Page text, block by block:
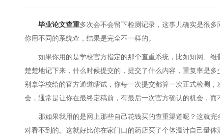
毕业论文查重多次会不会留下检测记录，这事儿确实是很
你用不同的系统查，结果是完全不一样的。
如果你用的是学校官方指定的那个查重系统，比如知网、
楚楚地记下来，什么时候提交的，提交了什么内容，重复率是
别拿学校给的官方通道瞎试，你每一次提交都算一次正式检测
会，通常是让你在最终定稿前，有最后一次官方确认的机会，
那如果我用的是网上那些自己花钱买的查重渠道呢？这就
对看不到的。这就好比你在家门口的药店买了个体温计自己量